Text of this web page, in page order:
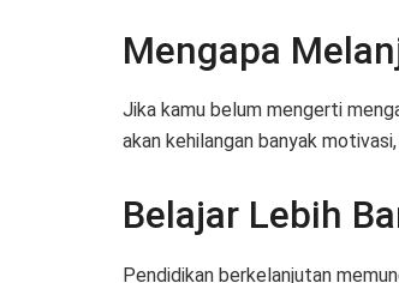
Mengapa
Jika kamu belum mengerti
akan kehilangan banyak
Belajar Lebih
Pendidikan berkelanjutan